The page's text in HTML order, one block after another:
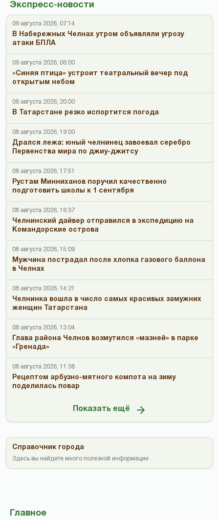
Экспресс-новости
09 августа 2026, 07:14
В Набережных Челнах утром объявляли угрозу
атаки БПЛА
09 августа 2026, 06:00
«Синяя птица» устроит театральный вечер под
открытым небом
08 августа 2026, 20:00
В Татарстане резко испортится погода
08 августа 2026, 19:00
Дрался лежа: юный челнинец завоевал серебро
Первенства мира по джиу-джитсу
08 августа 2026, 17:51
Рустам Минниханов поручил качественно
подготовить школы к 1 сентября
08 августа 2026, 16:37
Челнинский дайвер отправился в экспедицию на
Командорские острова
08 августа 2026, 15:09
Мужчина пострадал после хлопка газового баллона
в Челнах
08 августа 2026, 14:21
Челнинка вошла в число самых красивых замужних
женщин Татарстана
08 августа 2026, 13:04
Глава района Челнов возмутился «мазней» в парке
«Гренада»
08 августа 2026, 11:38
Рецептом арбузно-мятного компота на зиму
поделилась повар
Показать ещё
Справочник города
Здесь вы найдете много полезной информации
Главное